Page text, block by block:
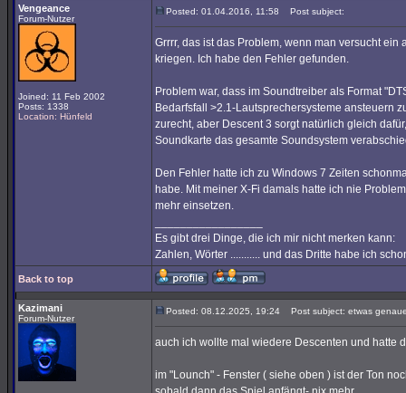
Vengeance
Forum-Nutzer
Joined: 11 Feb 2002
Posts: 1338
Location: Hünfeld
Posted: 01.04.2016, 11:58 Post subject:
Grrrr, das ist das Problem, wenn man versucht
kriegen. Ich habe den Fehler gefunden.
Problem war, dass im Soundtreiber als Format
Bedarfsfall >2.1-Lautsprechersysteme ansteuern
zurecht, aber Descent 3 sorgt natürlich gleich
Soundkarte das gesamte Soundsystem
Den Fehler hatte ich zu Windows 7 Zeiten
habe. Mit meiner X-Fi damals hatte ich nie
mehr einsetzen.
Es gibt drei Dinge, die ich mir nicht merken kann:
Zahlen, Wörter ........... und das Dritte habe ich
Back to top
Kazimani
Forum-Nutzer
Posted: 08.12.2025, 19:24 Post subject: etwas
auch ich wollte mal wiedere Descenten und hatte
im "Lounch" - Fenster ( siehe oben ) ist der Ton